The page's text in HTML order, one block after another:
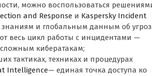
можно воспользоваться
and Response и Kaspersky Incident
и глобальным данным об
весь цикл работы с инцидентами —
кибератакам;
тактиках, техниках и процедурах
Intelligence— единая точка доступа ко